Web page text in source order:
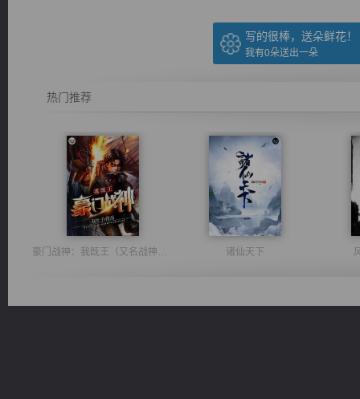
写的很棒，送朵鲜花！
我有0朵送出一朵
热门推荐
豪门战神：我既王（又名战神归来不败神婿修罗战神） 诸仙天下